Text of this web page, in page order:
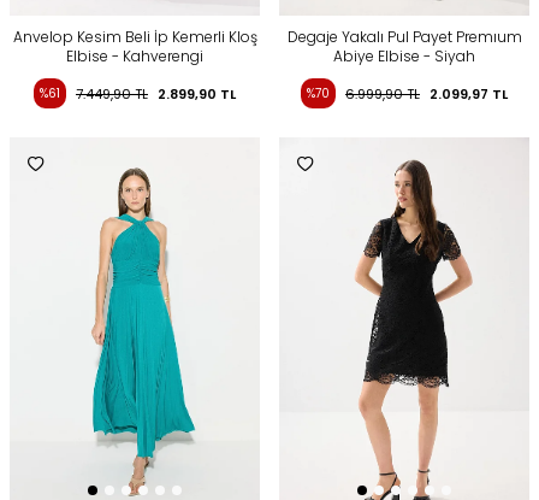
Anvelop Kesim Beli İp Kemerli Kloş
Elbise - Kahverengi
%61 7.449,90TL 2.899,90 TL
Degaje Yakalı Pul Payet Premıum
Abiye Elbise - Siyah
%70 6.999,90TL 2.099,97 TL